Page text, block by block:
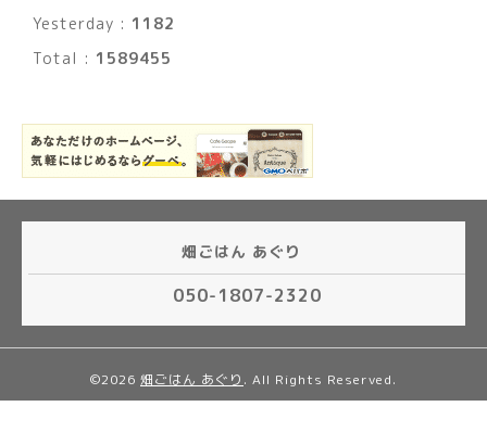
Yesterday : 1182
Total : 1589455
畑ごはん あぐり
050-1807-2320
©2026 畑ごはん あぐり . All Rights Reserved.